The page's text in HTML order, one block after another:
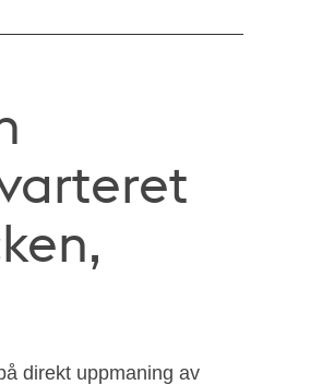
direkt uppmaning av